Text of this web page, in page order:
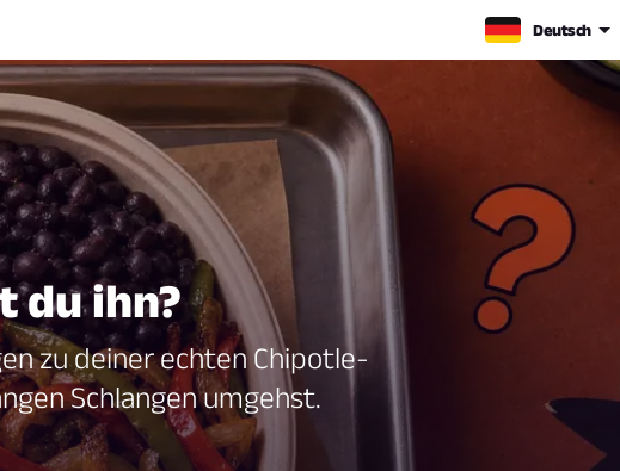
Deutsch
du ihn?
zu deiner echten Chipotle-
Schlangen umgehst.